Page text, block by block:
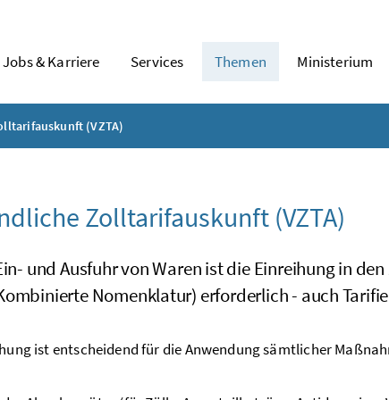
Jobs & Karriere Services Themen Ministerium
(VZTA)
Zolltarifauskunft (VZTA)
und Ausfuhr von Waren ist die Einreihung in
Nomenklatur) erforderlich - auch
ist entscheidend für die Anwendung sämtlicher